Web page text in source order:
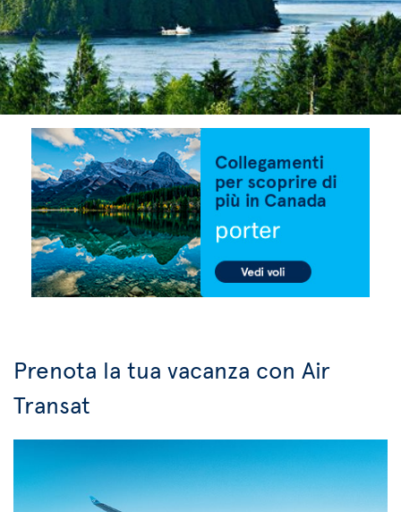
Prenota la tua vacanza con Air
Transat